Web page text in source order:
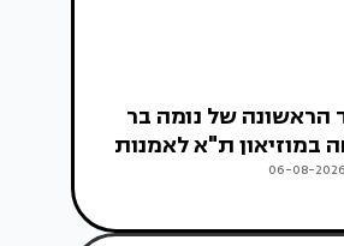
הראשונה של נומה בר
במוזיאון ת"א לאמנות
06-08-2026